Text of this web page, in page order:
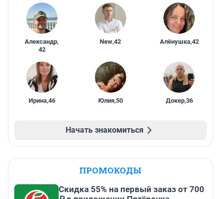
Александр,
42
New,42 Алёнушка,42
Ирина,46 Юлия,50 Докер,36
Начать знакомиться
ПРОМОКОДЫ
Скидка 55% на первый заказ от 700